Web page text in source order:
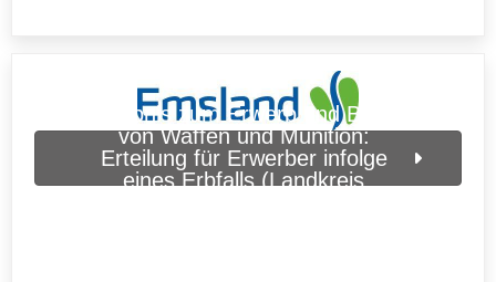
Erlaubnis zum Erwerb und Besitz
von Waffen und Munition:
Erteilung für Erwerber infolge
eines Erbfalls (Landkreis